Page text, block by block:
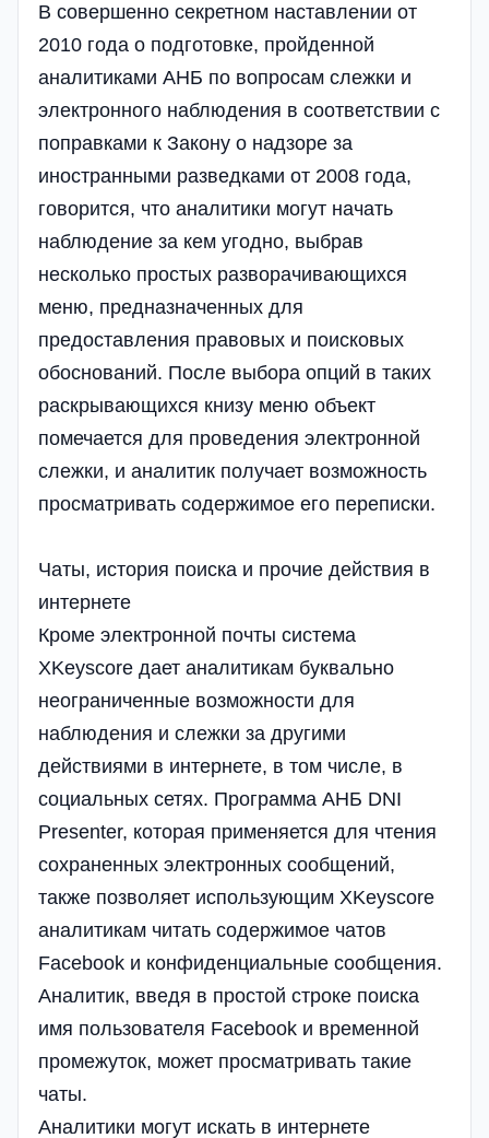
В совершенно секретном наставлении от
2010 года о подготовке, пройденной
аналитиками АНБ по вопросам слежки и
электронного наблюдения в соответствии с
поправками к Закону о надзоре за
иностранными разведками от 2008 года,
говорится, что аналитики могут начать
наблюдение за кем угодно, выбрав
несколько простых разворачивающихся
меню, предназначенных для
предоставления правовых и поисковых
обоснований. После выбора опций в таких
раскрывающихся книзу меню объект
помечается для проведения электронной
слежки, и аналитик получает возможность
просматривать содержимое его переписки.
Чаты, история поиска и прочие действия в
интернете
Кроме электронной почты система
XKeyscore дает аналитикам буквально
неограниченные возможности для
наблюдения и слежки за другими
действиями в интернете, в том числе, в
социальных сетях. Программа АНБ DNI
Presenter, которая применяется для чтения
сохраненных электронных сообщений,
также позволяет использующим XKeyscore
аналитикам читать содержимое чатов
Facebook и конфиденциальные сообщения.
Аналитик, введя в простой строке поиска
имя пользователя Facebook и временной
промежуток, может просматривать такие
чаты.
Аналитики могут искать в интернете